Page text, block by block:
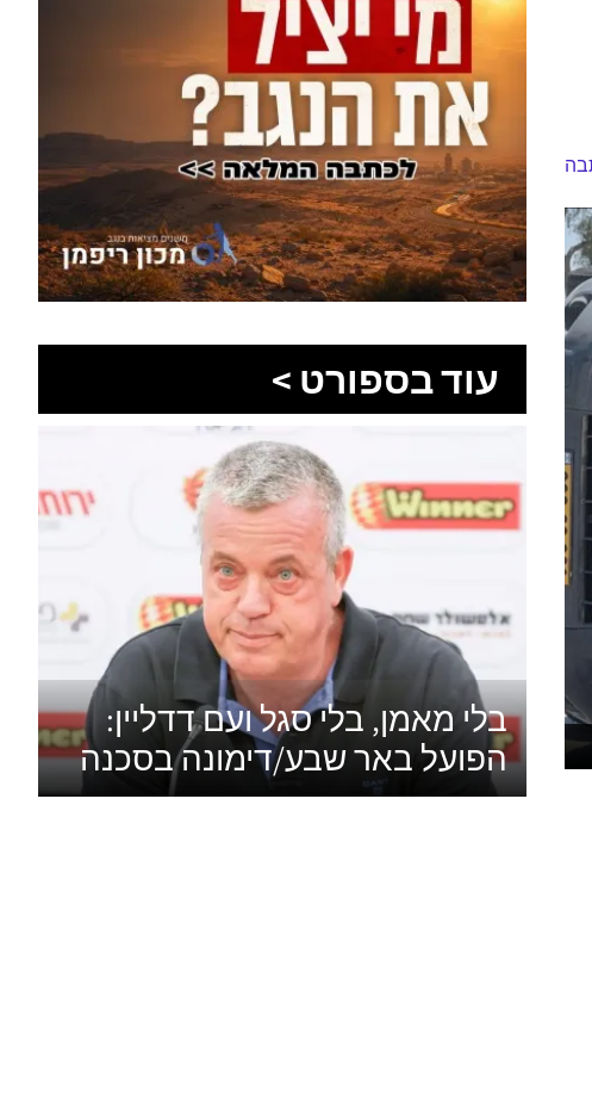
עוד בספורט >
בלי מאמן, בלי סגל ועם דדליין:
הפועל באר שבע/דימונה בסכנה